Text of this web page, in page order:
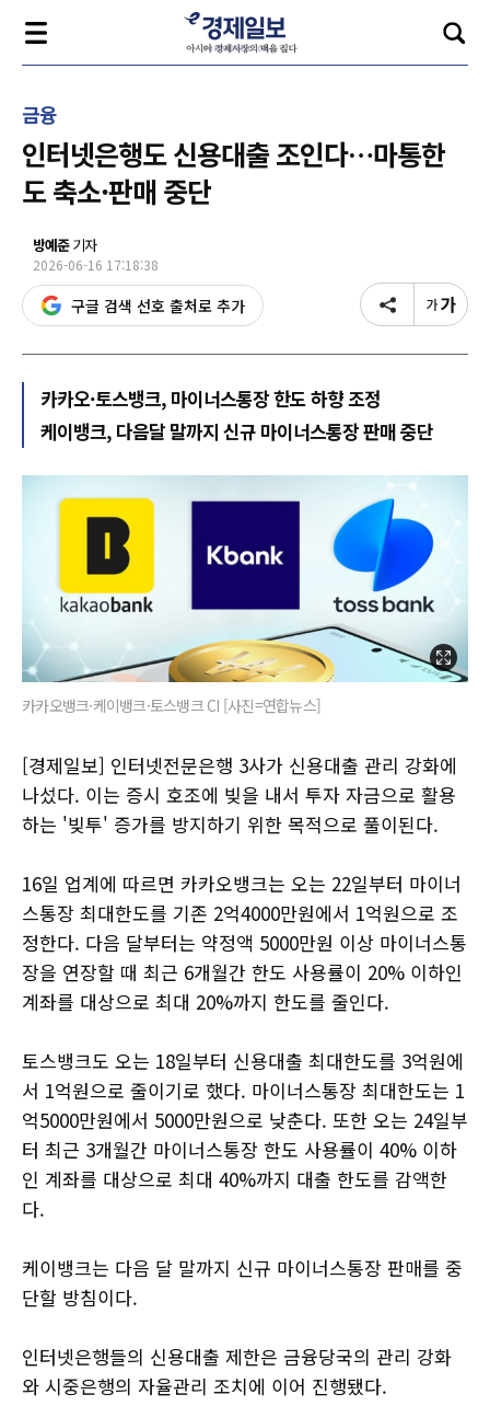
금융
인터넷은행도 신용대출 조인다…마통한
도 축소·판매 중단
방예준기자
2026-06-16 17:18:38
구글 검색 선호 출처로 추가
카카오·토스뱅크, 마이너스통장 한도 하향 조정
케이뱅크, 다음달 말까지 신규 마이너스통장 판매 중단
카카오뱅크·케이뱅크·토스뱅크 CI [사진=연합뉴스]
[경제일보] 인터넷전문은행 3사가 신용대출 관리 강화에
나섰다. 이는 증시 호조에 빚을 내서 투자 자금으로 활용
하는 '빚투' 증가를 방지하기 위한 목적으로 풀이된다.
16일 업계에 따르면 카카오뱅크는 오는 22일부터 마이너
스통장 최대한도를 기존 2억4000만원에서 1억원으로 조
정한다. 다음 달부터는 약정액 5000만원 이상 마이너스통
장을 연장할 때 최근 6개월간 한도 사용률이 20% 이하인
계좌를 대상으로 최대 20%까지 한도를 줄인다.
토스뱅크도 오는 18일부터 신용대출 최대한도를 3억원에
서 1억원으로 줄이기로 했다. 마이너스통장 최대한도는 1
억5000만원에서 5000만원으로 낮춘다. 또한 오는 24일부
터 최근 3개월간 마이너스통장 한도 사용률이 40% 이하
인 계좌를 대상으로 최대 40%까지 대출 한도를 감액한
다.
케이뱅크는 다음 달 말까지 신규 마이너스통장 판매를 중
단할 방침이다.
인터넷은행들의 신용대출 제한은 금융당국의 관리 강화
와 시중은행의 자율관리 조치에 이어 진행됐다.